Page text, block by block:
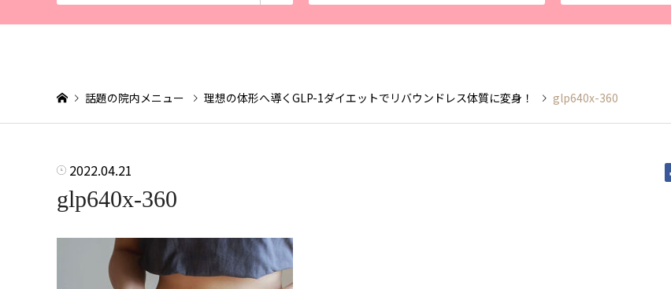
話題の院内メニュー 理想の体形へ導くGLP-1ダイエットでリバウンドレス体質に変身！ glp640x-360
2022.04.21
glp640x-360